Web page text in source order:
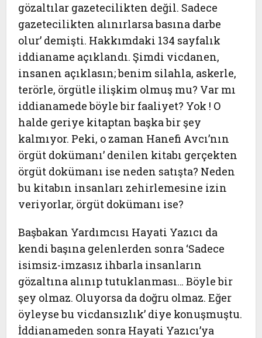
gözaltılar gazetecilikten değil. Sadece
gazetecilikten alınırlarsa basına darbe
olur’ demişti. Hakkımdaki 134 sayfalık
iddianame açıklandı. Şimdi vicdanen,
insanen açıklasın; benim silahla, askerle,
terörle, örgütle ilişkim olmuş mu? Var mı
iddianamede böyle bir faaliyet? Yok ! O
halde geriye kitaptan başka bir şey
kalmıyor. Peki, o zaman Hanefi Avcı’nın
örgüt dokümanı’ denilen kitabı gerçekten
örgüt dokümanı ise neden satışta? Neden
bu kitabın insanları zehirlemesine izin
veriyorlar, örgüt dokümanı ise?
Başbakan Yardımcısı Hayati Yazıcı da
kendi başına gelenlerden sonra ‘Sadece
isimsiz-imzasız ihbarla insanların
gözaltına alınıp tutuklanması… Böyle bir
şey olmaz. Oluyorsa da doğru olmaz. Eğer
öyleyse bu vicdansızlık’ diye konuşmuştu.
İddianameden sonra Hayati Yazıcı’ya